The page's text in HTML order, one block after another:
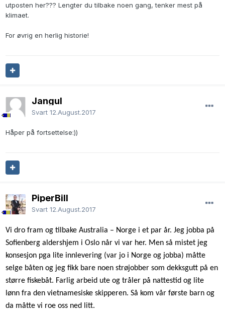
utposten her??? Lengter du tilbake noen gang, tenker mest på
klimaet.
For øvrig en herlig historie!
Jangul
Svart 12.August.2017
Håper på fortsettelse:))
PiperBill
Svart 12.August.2017
Vi dro fram og tilbake Australia – Norge i et par år. Jeg jobba på
Sofienberg aldershjem i Oslo når vi var her. Men så mistet jeg
konsesjon pga lite innlevering (var jo i Norge og jobba) måtte
selge båten og jeg fikk bare noen strøjobber som dekksgutt på en
større fiskebåt. Farlig arbeid ute og tråler på nattestid og lite
lønn fra den vietnamesiske skipperen. Så kom vår første barn og
da måtte vi roe oss ned litt.